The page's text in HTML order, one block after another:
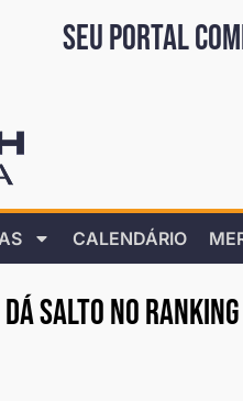
Seu portal
CALENDÁRIO
dá salto no